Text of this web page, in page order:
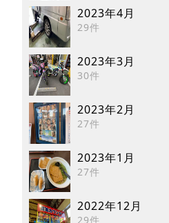
2023年4月
29件
2023年3月
30件
2023年2月
27件
2023年1月
27件
2022年12月
29件